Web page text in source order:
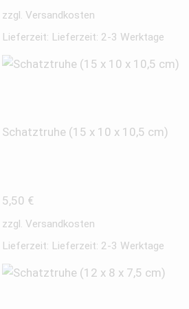
zzgl. Versandkosten
Lieferzeit: Lieferzeit: 2-3 Werktage
Schatztruhe (15 x 10 x 10,5 cm)
5,50 €
zzgl. Versandkosten
Lieferzeit: Lieferzeit: 2-3 Werktage